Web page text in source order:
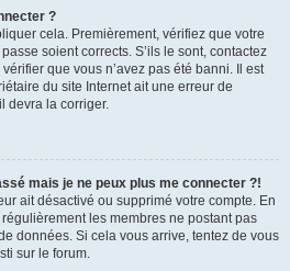
?
cela. Premièrement, vérifiez que votre
soient corrects. S’ils le sont, contactez
que vous n’avez pas été banni. Il est
du site Internet ait une erreur de
devra la corriger.
mais je ne peux plus me connecter ?!
ait désactivé ou supprimé votre compte. En
les membres ne postant pas
données. Si cela vous arrive, tentez de vous
sur le forum.